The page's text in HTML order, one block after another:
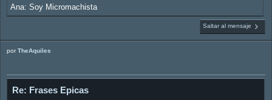
Ana: Soy Micromachista
Saltar al mensaje
porTheAquiles
Re: Frases Epicas